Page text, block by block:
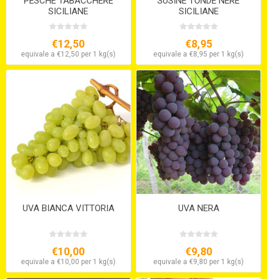
SICILIANE
€12,50
equivale a €12,50 per 1 kg(s)
SICILIANE
€8,95
equivale a €8,95 per 1 kg(s)
UVA BIANCA VITTORIA
€10,00
equivale a €10,00 per 1 kg(s)
UVA NERA
€9,80
equivale a €9,80 per 1 kg(s)